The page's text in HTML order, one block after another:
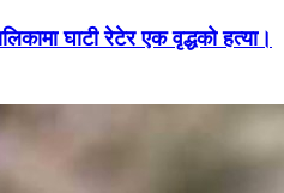
घाटी रेटेर एक वृद्धको हत्या।